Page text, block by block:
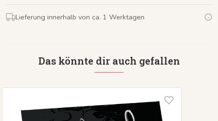
Lieferung innerhalb von ca. 1 Werktagen
Das könnte dir auch gefallen